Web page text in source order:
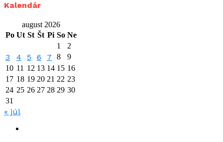
Kalendár
august 2026
Po Ut St Št Pi So Ne
1
2
3 4 5 6 7 8
9
10 11 12 13 14 15 16
17 18 19 20 21 22 23
24 25 26 27 28 29 30
31
« júl